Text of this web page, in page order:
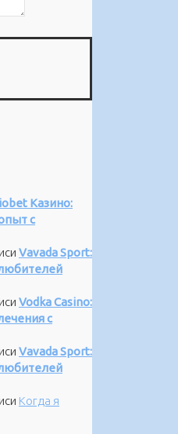
Казино:
с
Vavada Sport:
Vodka Casino:
с
Vavada Sport:
Когда я